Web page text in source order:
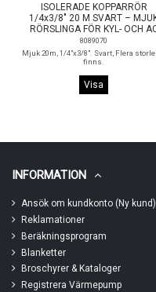
ISOLERADE KOPPARRÖR
1/4x3/8" 20 M SVART –
RÖRSLINGA FÖR KYL- OCH
8089070
Mjuk 20m, 1/4"x3/8". Svart, Flera
finns.
Visa
INFORMATION
Ansök om kundkonto (Ny kund)
Reklamationer
Beräkningsprogram
Blanketter
Broschyrer & Kataloger
Registrera Värmepump